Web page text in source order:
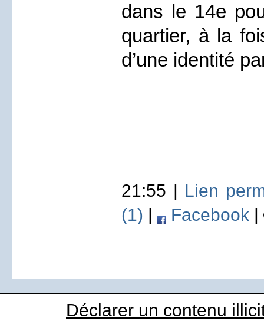
dans le 14e
quartier, à la
d’une identité
21:55 | Lien
(1)
Facebook
Déclarer un contenu